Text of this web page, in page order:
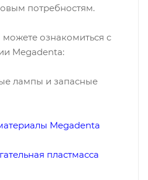
потребностям.
ознакомиться с
Megadenta:
лампы и запасные
Megadenta
пластмасса